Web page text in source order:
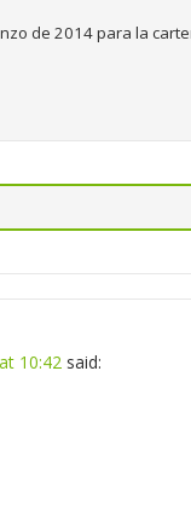
de 2014 para la
10:42 said: